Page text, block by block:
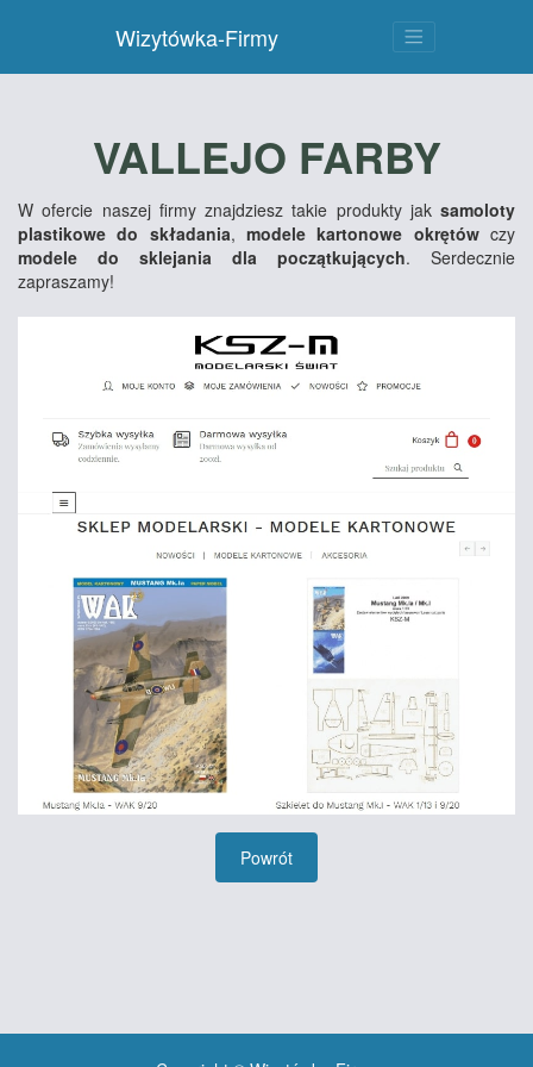
Wizytówka-Firmy
VALLEJO FARBY
W ofercie naszej firmy znajdziesz takie produkty jak samoloty
plastikowe do składania,modele kartonowe okrętówczy
modele do sklejania dla początkujących. Serdecznie
zapraszamy!
Powrót